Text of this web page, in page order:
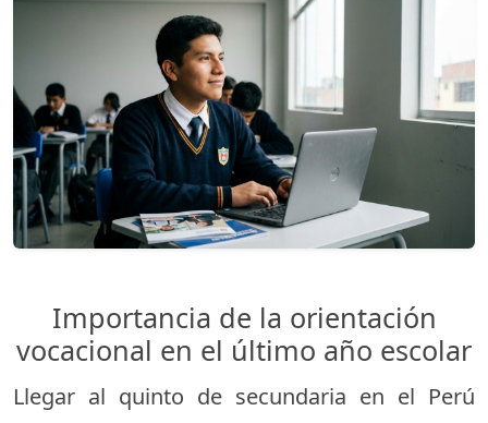
Importancia de la orientación
vocacional en el último año escolar
Llegar al quinto de secundaria en el Perú